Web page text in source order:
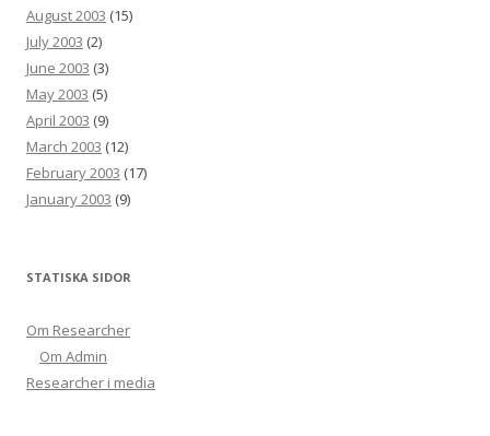
August 2003 (15)
July 2003 (2)
June 2003 (3)
May 2003 (5)
April 2003 (9)
March 2003 (12)
February 2003 (17)
January 2003 (9)
STATISKA SIDOR
Om Researcher
Om Admin
Researcher i media